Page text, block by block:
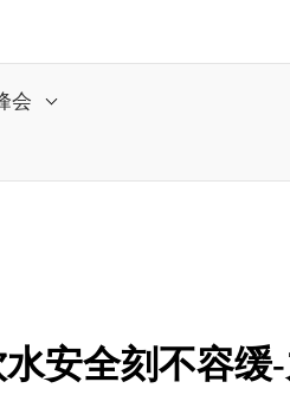
会
安全刻不容缓